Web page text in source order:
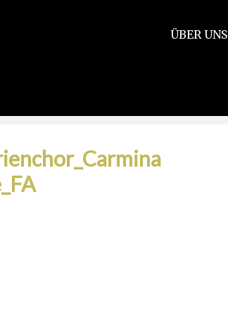
ÜBER UNS
Oratorienchor_Carmina